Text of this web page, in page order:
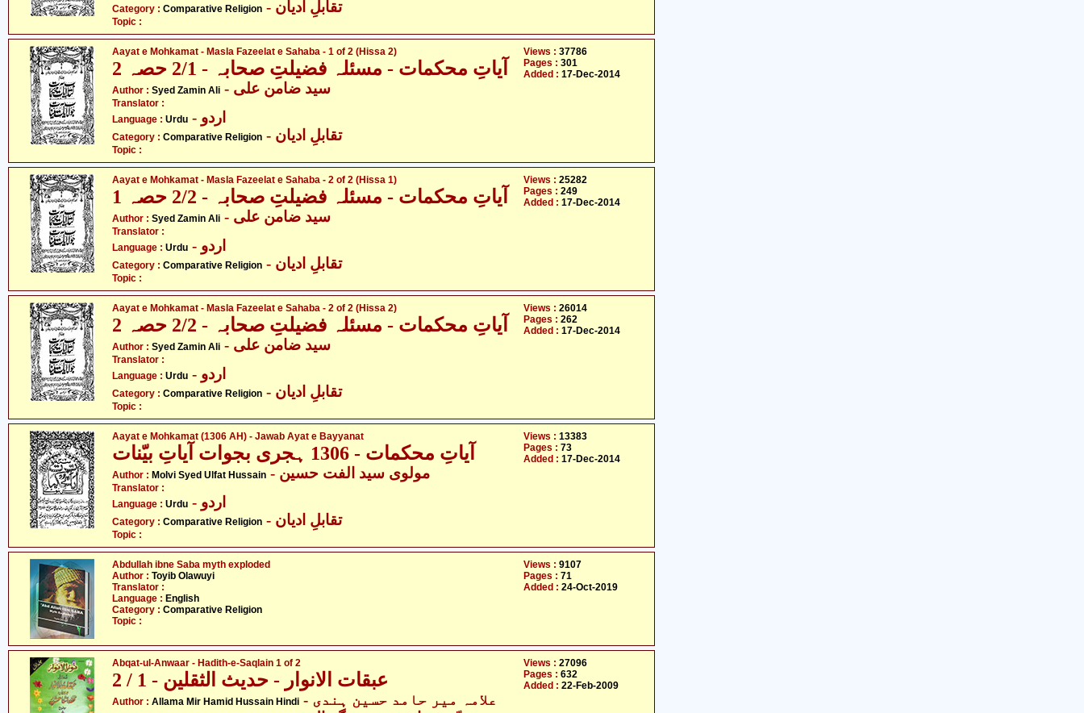
Category : Comparative Religion - تقابلِ ادیان
Topic :
Aayat e Mohkamat - Masla Fazeelat e Sahaba - 1 of 2 (Hissa 2)
آیاتِ محکمات - مسئلہ فضیلتِ صحابہ - 2/1 حصہ 2
Author : Syed Zamin Ali - سید ضامن علی
Translator :
Language : Urdu - اردو
Category : Comparative Religion - تقابلِ ادیان
Topic :
Views : 37786
Pages : 301
Added : 17-Dec-2014
Aayat e Mohkamat - Masla Fazeelat e Sahaba - 2 of 2 (Hissa 1)
آیاتِ محکمات - مسئلہ فضیلتِ صحابہ - 2/2 حصہ 1
Author : Syed Zamin Ali - سید ضامن علی
Translator :
Language : Urdu - اردو
Category : Comparative Religion - تقابلِ ادیان
Topic :
Views : 25282
Pages : 249
Added : 17-Dec-2014
Aayat e Mohkamat - Masla Fazeelat e Sahaba - 2 of 2 (Hissa 2)
آیاتِ محکمات - مسئلہ فضیلتِ صحابہ - 2/2 حصہ 2
Author : Syed Zamin Ali - سید ضامن علی
Translator :
Language : Urdu - اردو
Category : Comparative Religion - تقابلِ ادیان
Topic :
Views : 26014
Pages : 262
Added : 17-Dec-2014
Aayat e Mohkamat (1306 AH) - Jawab Ayat e Bayyanat
آیاتِ محکمات - 1306 ہجری بجوات آیاتِ بیّنات
Author : Molvi Syed Ulfat Hussain - مولوی سید الفت حسین
Translator :
Language : Urdu - اردو
Category : Comparative Religion - تقابلِ ادیان
Topic :
Views : 13383
Pages : 73
Added : 17-Dec-2014
Abdullah ibne Saba myth exploded
Author : Toyib Olawuyi
Translator :
Language : English
Category : Comparative Religion
Topic :
Views : 9107
Pages : 71
Added : 24-Oct-2019
Abqat-ul-Anwaar - Hadith-e-Saqlain 1 of 2
عبقات الانوار - حدیث الثقلین - 1 / 2
Author : Allama Mir Hamid Hussain Hindi - علامہ میر حامد حسین ہندی
Views : 27096
Pages : 632
Added : 22-Feb-2009